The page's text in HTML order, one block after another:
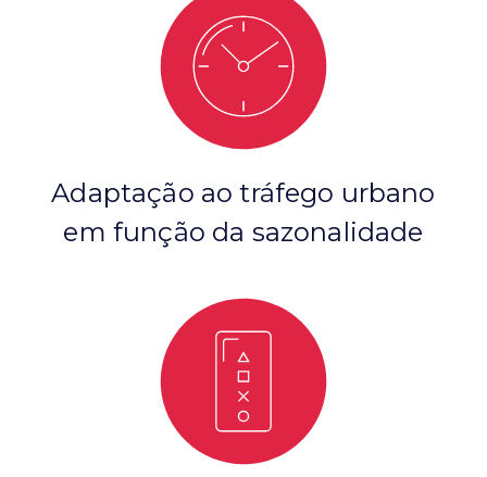
Adaptação ao tráfego urbano
em função da sazonalidade